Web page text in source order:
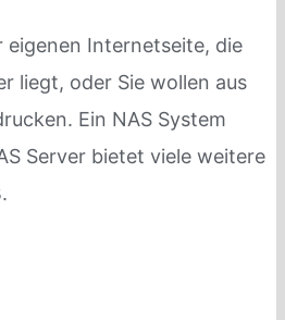
eigenen Internetseite, die
liegt, oder Sie wollen aus
Ein NAS System
Server bietet viele weitere